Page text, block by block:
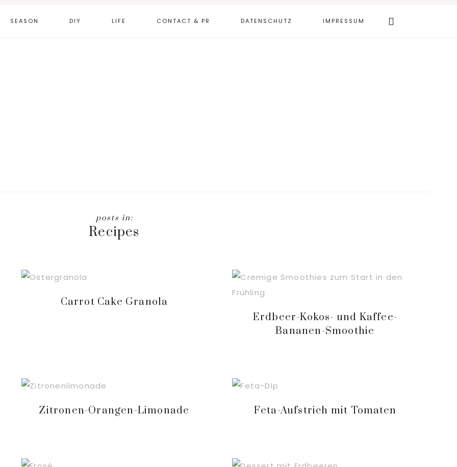
SEASON DIY LIFE CONTACT & PR DATENSCHUTZ IMPRESSUM Webseite
durchsuchen
Recipes
Carrot Cake Granola
Erdbeer-Kokos- und Kaffee-
Bananen-Smoothie
Zitronen-Orangen-Limonade Feta-Aufstrich mit Tomaten